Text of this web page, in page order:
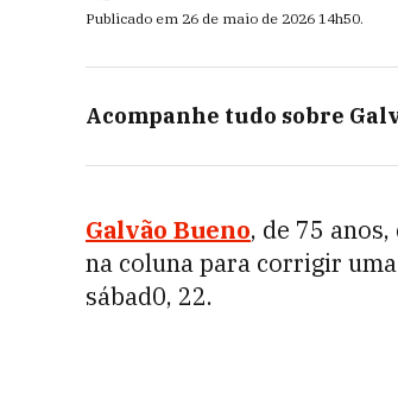
Publicado em 26 de maio de 2026 14h50.
Acompanhe tudo sobre
Galvão Bueno, de 75
na coluna para corrigir
sábad0, 22.